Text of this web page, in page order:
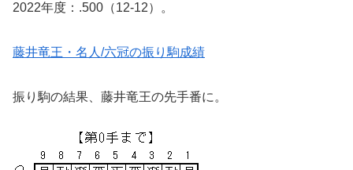
2022年度：.500（12-12）。
藤井竜王・名人/六冠の振り駒成績
振り駒の結果、藤井竜王の先手番に。